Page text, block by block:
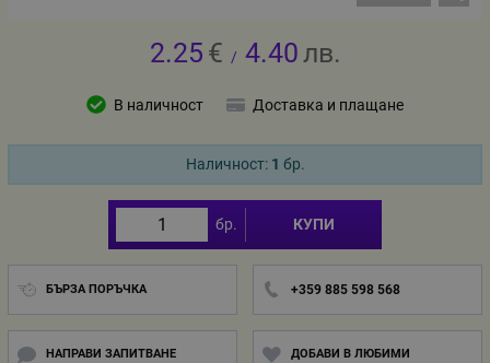
2.25 € / 4.40лв.
В наличност Доставка и плащане
Наличност: 1 бр.
бр. КУПИ
БЪРЗА ПОРЪЧКА +359 885 598 568
НАПРАВИ ЗАПИТВАНЕ ДОБАВИ В ЛЮБИМИ